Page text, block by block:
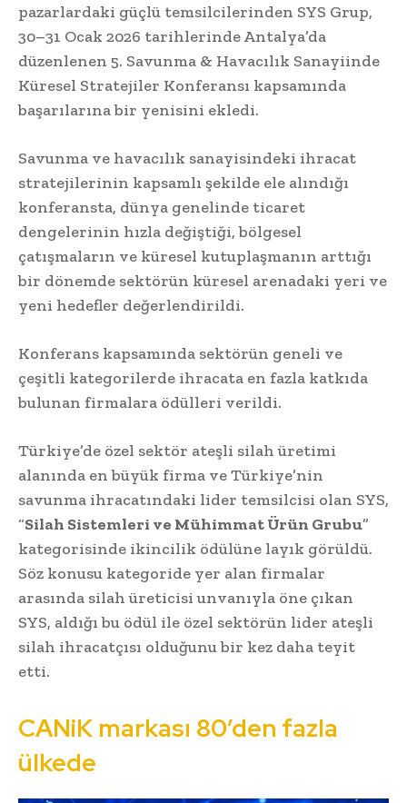
pazarlardaki güçlü temsilcilerinden SYS Grup,
30–31 Ocak 2026 tarihlerinde Antalya’da
düzenlenen 5. Savunma & Havacılık Sanayiinde
Küresel Stratejiler Konferansı kapsamında
başarılarına bir yenisini ekledi.
Savunma ve havacılık sanayisindeki ihracat
stratejilerinin kapsamlı şekilde ele alındığı
konferansta, dünya genelinde ticaret
dengelerinin hızla değiştiği, bölgesel
çatışmaların ve küresel kutuplaşmanın arttığı
bir dönemde sektörün küresel arenadaki yeri ve
yeni hedefler değerlendirildi.
Konferans kapsamında sektörün geneli ve
çeşitli kategorilerde ihracata en fazla katkıda
bulunan firmalara ödülleri verildi.
Türkiye’de özel sektör ateşli silah üretimi
alanında en büyük firma ve Türkiye’nin
savunma ihracatındaki lider temsilcisi olan SYS,
“Silah Sistemleri ve Mühimmat Ürün Grubu”
kategorisinde ikincilik ödülüne layık görüldü.
Söz konusu kategoride yer alan firmalar
arasında silah üreticisi unvanıyla öne çıkan
SYS, aldığı bu ödül ile özel sektörün lider ateşli
silah ihracatçısı olduğunu bir kez daha teyit
etti.
CANiK markası 80’den fazla
ülkede